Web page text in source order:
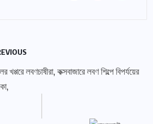
খপ্পরে লবণচাষীরা, কক্সবাজারে লবণ শিল্পে বিপর্যয়ের